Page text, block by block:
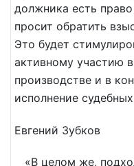
должника есть
просит обратить
Это будет
активному участию
производстве и в
исполнение
Евгений Зубков
«В целом же,